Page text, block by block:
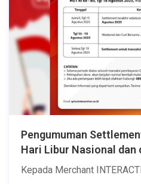
Pengumuman
Hari Libur Nasional dan
Kepada Merchant